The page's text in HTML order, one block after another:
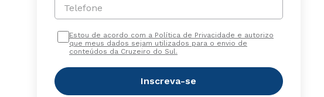
Telefone
Estou de acordo com a Política de Privacidade e autorizo
que meus dados sejam utilizados para o envio de
conteúdos da Cruzeiro do Sul.
Inscreva-se